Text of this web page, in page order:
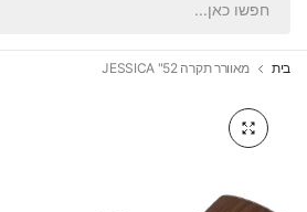
בית מאוורר תקרה 52" JESSICA